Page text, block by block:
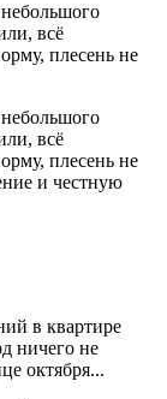
всё
плесень не
всё
плесень не
и честную
в квартире
ничего не
октября...